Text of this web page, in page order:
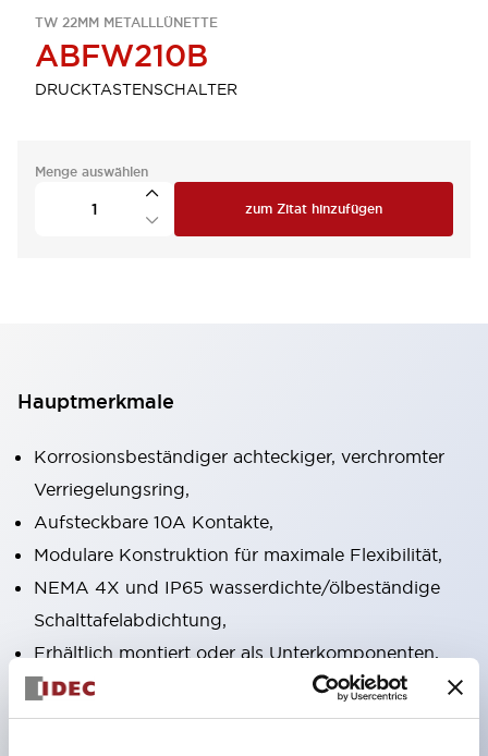
TW 22MM METALLLÜNETTE
ABFW210B
DRUCKTASTENSCHALTER
Menge auswählen
zum Zitat hinzufügen
Hauptmerkmale
Korrosionsbeständiger achteckiger, verchromter
Verriegelungsring,
Aufsteckbare 10A Kontakte,
Modulare Konstruktion für maximale Flexibilität,
NEMA 4X und IP65 wasserdichte/ölbeständige
Schalttafelabdichtung,
Erhältlich montiert oder als Unterkomponenten,
UL gelistet, CSA zertifiziert, TUV zugelassen und
CE gekennzeichnet